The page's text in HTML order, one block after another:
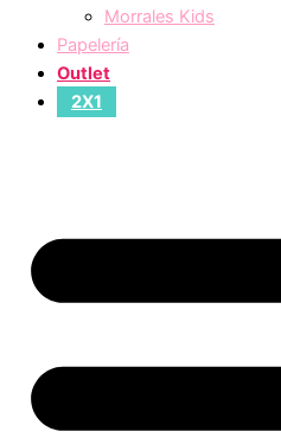
Morrales Kids
Papelería
Outlet
2X1